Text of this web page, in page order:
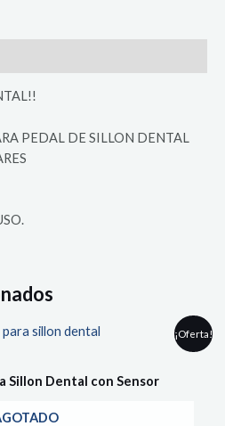
PEDAL DE SILLON DENTAL
¡Oferta!
Sillon Dental con Sensor